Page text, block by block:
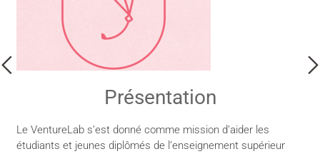
Présentation
Le VentureLab s’est donné comme mission d’aider les
étudiants et jeunes diplômés de l’enseignement supérieur